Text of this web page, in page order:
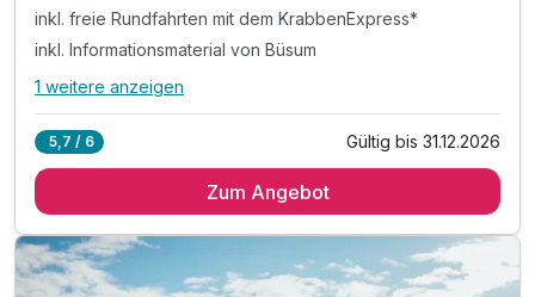
inkl. freie Rundfahrten mit dem KrabbenExpress*
inkl. Informationsmaterial von Büsum
Alle Inklusivleistungen
1 x American Breakfast zum Start in den Tag
inkl. Informationsmaterial von Büsum
inkl. Kaffee/Tee Station im Zimmer
1 weitere anzeigen
5,7 / 6 Gültig bis 31.12.2026
Zum Angebot